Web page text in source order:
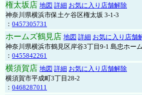
権太坂店 地図 詳細 お気に入り店舗解除
神奈川県横浜市保土ケ谷区権太坂 3-1-3
： 0457305731
ホームズ鶴見店 地図 詳細 お気に入り店舗
神奈川県横浜市鶴見区岸谷3丁目9-1 島忠ホー
： 0455842261
横須賀店 地図 詳細 お気に入り店舗解除
横須賀市平成町3丁目28-2
： 0468287011